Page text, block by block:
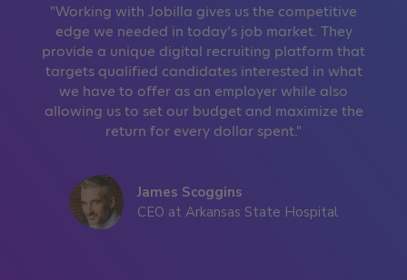
"Working with Jobilla gives us the competitive
edge we needed in today’s job market. They
provide a unique digital recruiting platform that
targets qualified candidates interested in what
we have to offer as an employer while also
allowing us to set our budget and maximize the
return for every dollar spent."
James Scoggins
CEO at Arkansas State Hospital